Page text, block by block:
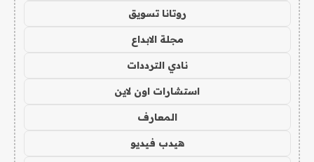
روتانا تسويق
مجلة الابداع
نادي الترددات
استشارات اون لاين
المعارف
هيدب فيديو